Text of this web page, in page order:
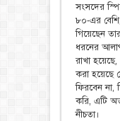
সংসদের
৮০-এর
গিয়েছেন
ধরনের
রাখা
করা হয়েছে
ফিরবেন না,
করি, এটি
নীচতা।